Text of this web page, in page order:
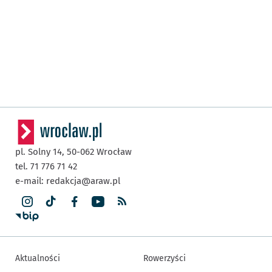
pl. Solny 14, 50-062 Wrocław
tel. 71 776 71 42
e-mail: redakcja@araw.pl
Aktualności Rowerzyści